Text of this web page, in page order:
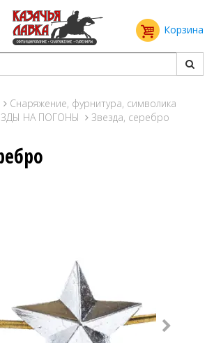
Корзина
Снаряжение, фурнитура, символика
НА ПОГОНЫ Звезда, серебро